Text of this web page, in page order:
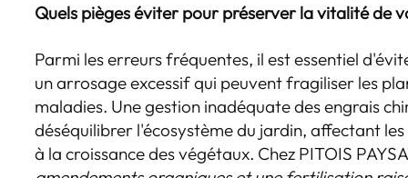
Quels pièges éviter pour préserver la vitalité de
Parmi les erreurs fréquentes, il est essentiel
un arrosage excessif qui peuvent fragiliser les
maladies. Une gestion inadéquate des engrais
déséquilibrer l'écosystème du jardin, affectant
à la croissance des végétaux. Chez PITOIS